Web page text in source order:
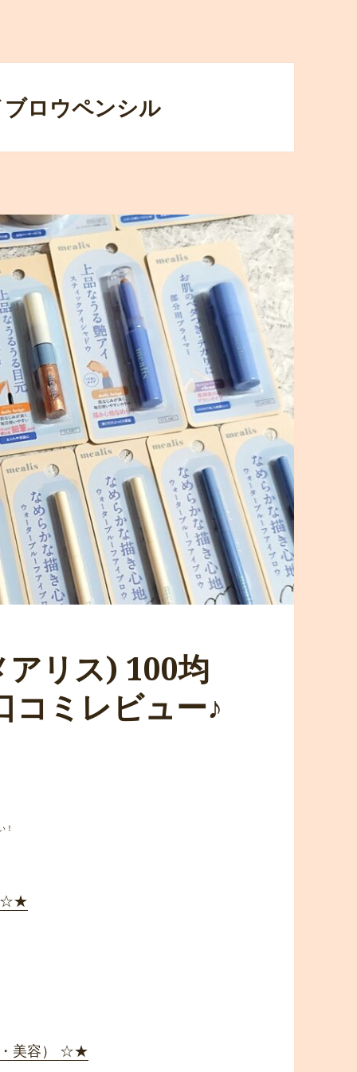
ロウペンシル
リス) 100均
コミレビュー♪
！
☆★
美容） ☆★